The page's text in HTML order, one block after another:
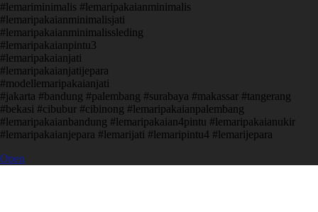
#lemariminimalis #lemaripakaianminimalis
#lemaripakaianminimalisjati
#lemaripakaianminimalissleding
#lemaripakaianpintu3
#lemaripakaianjati
#lemaripakaianjatijepara
#modellemaripakaianjati
#jakarta #bandung #palembang #surabaya #makassar #tangerang
#bekasi #cibubur #cibinong #lemaripakaianpalembang
#lemaripakaianbandung #lemaripakaian4pintu #lemaripakaianukir
#lemaripakaianjepara #lemarijati #lemaripintu4 #lemarijepara
Open